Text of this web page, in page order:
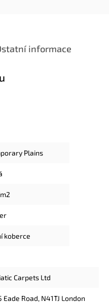
informace
Plains
koberce
Carpets Ltd
Eade Road, N41TJ London